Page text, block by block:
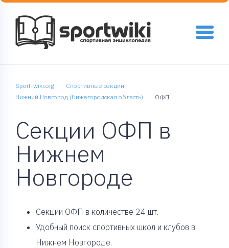
Sport-wiki.org
Спортивные секции
Нижний Новгород (Нижегородская область)
ОФП
Секции ОФП в
Нижнем
Новгороде
Cекции ОФП в количестве 24 шт.
Удобный поиск спортивных школ и клубов в
Нижнем Новгороде.